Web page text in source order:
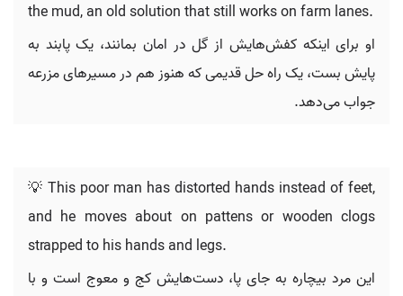
the mud, an old solution that still works on farm lanes.
او برای اینکه کفش‌هایش از گل در امان بمانند، یک پابند به
پایش بست، یک راه حل قدیمی که هنوز هم در مسیرهای مزرعه
جواب می‌دهد.
💡 This poor man has distorted hands instead of feet,
and he moves about on pattens or wooden clogs
strapped to his hands and legs.
این مرد بیچاره به جای پا، دست‌هایش کج و معوج است و با